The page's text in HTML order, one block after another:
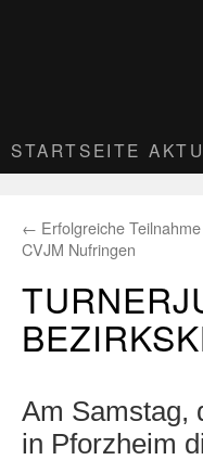
STARTSEITE
← Erfolgreiche
CVJM Nufringen
Am Samstag,
in Pforzheim